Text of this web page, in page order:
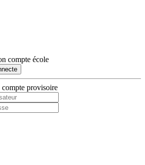
compte école
provisoire